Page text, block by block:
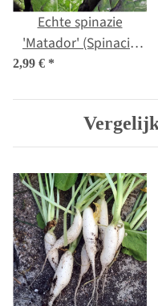
Echte spinazie
'Matador' (Spinacia
oleracea) bio zaad
2,99 € *